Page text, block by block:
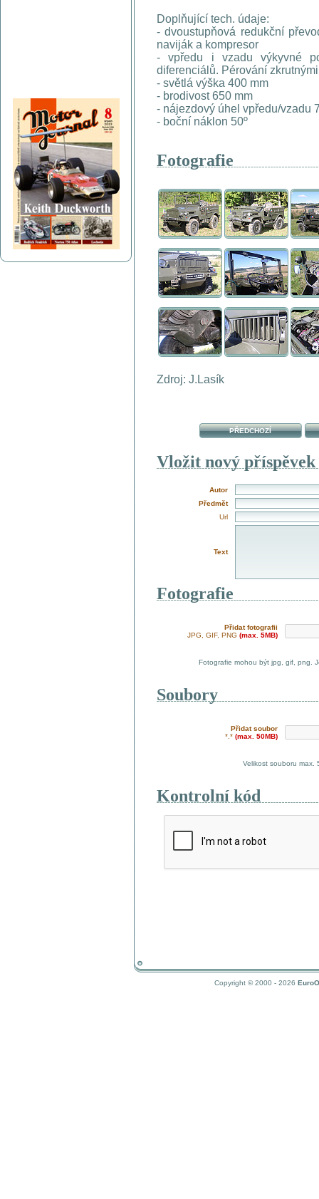
Doplňující tech. údaje:
- dvoustupňová redukční
naviják a kompresor
- vpředu i vzadu výkyvné
diferenciálů. Pérování
- světlá výška 400 mm
- brodivost 650 mm
- nájezdový úhel vpředu/vzadu
- boční náklon 50º
Fotografie
Zdroj: J.Lasík
PŘEDCHOZÍ
Vložit nový příspěvek
Autor
Předmět
Url
Text
Fotografie
Přidat fotografii
JPG, GIF, PNG (max. 5MB)
Fotografie mohou být jpg, gif, png.
Soubory
Přidat soubor
*.* (max. 50MB)
Velikost souboru max.
Kontrolní kód
Copyright © 2000 - 2026